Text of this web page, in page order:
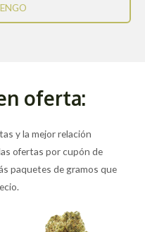
oferta:
y la mejor relación
ofertas por cupón de
paquetes de gramos que